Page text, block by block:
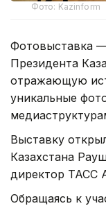
Фото: Kazinform
Фотовыставка
Президента
отражающую
уникальные
Выставку
Казахстана
директор ТАСС
Обращаясь к